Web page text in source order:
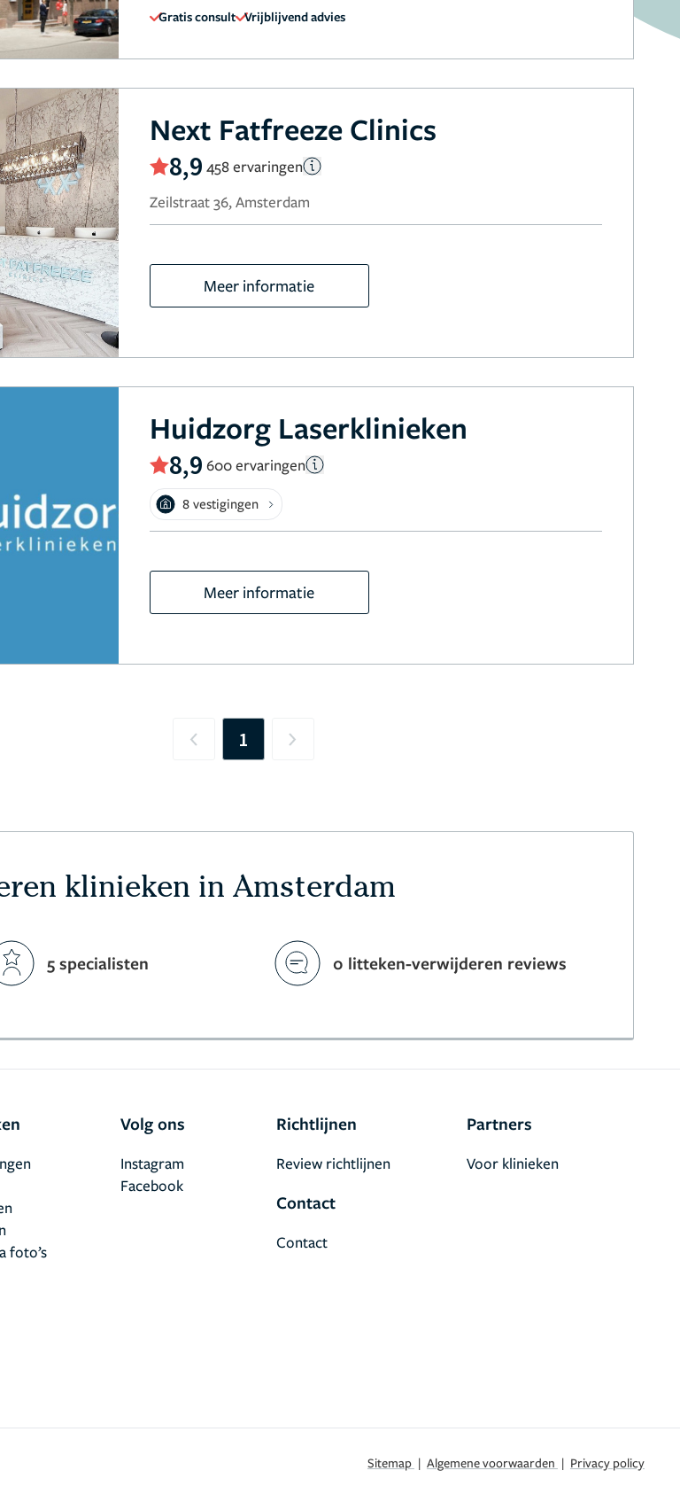
Gratis consult Vrijblijvend advies
Next Fatfreeze Clinics
8,9 458 ervaringen
Zeilstraat 36, Amsterdam
Meer informatie
Huidzorg Laserklinieken
8,9 600 ervaringen
8 vestigingen
Meer informatie
Previous
1 Next
klinieken in Amsterdam
5 specialisten 0 litteken-verwijderen reviews
foto’s
Volg ons
Facebook
Instagram
Richtlijnen
Review richtlijnen
Contact
Contact
Partners
Voor klinieken
Sitemap | Algemene voorwaarden | Privacy policy